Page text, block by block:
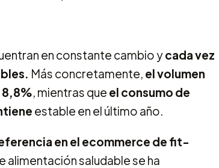
en constante cambio ycada vez
Más concretamente, el volumen
8,8%, mientras que el consumo de
estable en el último año.
en el ecommerce de fit-
alimentación saludable se ha